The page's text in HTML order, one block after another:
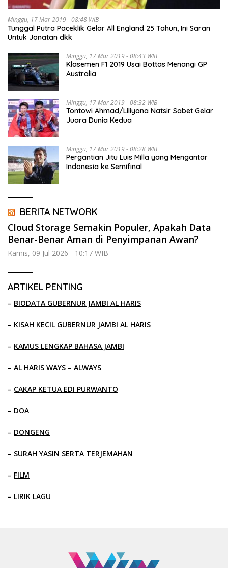
Minggu, 17 Mar 2019 - 08:48 WIB
Tunggal Putra Paceklik Gelar All England 25 Tahun, Ini Saran
Untuk Jonatan dkk
Minggu, 17 Mar 2019 - 08:43 WIB
Klasemen F1 2019 Usai Bottas Menangi GP
Australia
Minggu, 17 Mar 2019 - 08:32 WIB
Tontowi Ahmad/Liliyana Natsir Sabet Gelar
Juara Dunia Kedua
Minggu, 17 Mar 2019 - 08:28 WIB
Pergantian Jitu Luis Milla yang Mengantar
Indonesia ke Semifinal
BERITA NETWORK
Cloud Storage Semakin Populer, Apakah Data
Benar-Benar Aman di Penyimpanan Awan?
Kamis, 09 Jul 2026 - 10:17 WIB
ARTIKEL PENTING
– BIODATA GUBERNUR JAMBI AL HARIS
– KISAH KECIL GUBERNUR JAMBI AL HARIS
– KAMUS LENGKAP BAHASA JAMBI
– AL HARIS WAYS – ALWAYS
– CAKAP KETUA EDI PURWANTO
– DOA
– DONGENG
– SURAH YASIN SERTA TERJEMAHAN
– FILM
– LIRIK LAGU